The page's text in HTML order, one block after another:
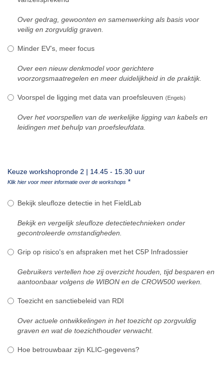
Over gedrag, gewoonten en samenwerking als basis voor
veilig en zorgvuldig graven.
Minder EV’s, meer focus
Over een nieuw denkmodel voor gerichtere
voorzorgsmaatregelen en meer duidelijkheid in de praktijk.
Voorspel de ligging met data van proefsleuven (Engels)
Over het voorspellen van de werkelijke ligging van kabels en
leidingen met behulp van proefsleufdata.
Keuze workshopronde 2 | 14.45 - 15.30 uur
Klik hier voor meer informatie over de workshops *
Bekijk sleufloze detectie in het FieldLab
Bekijk en vergelijk sleufloze detectietechnieken onder
gecontroleerde omstandigheden.
Grip op risico's en afspraken met het C5P Infradossier
Gebruikers vertellen hoe zij overzicht houden, tijd besparen en
aantoonbaar volgens de WIBON en de CROW500 werken.
Toezicht en sanctiebeleid van RDI
Over actuele ontwikkelingen in het toezicht op zorgvuldig
graven en wat de toezichthouder verwacht.
Hoe betrouwbaar zijn KLIC-gegevens?